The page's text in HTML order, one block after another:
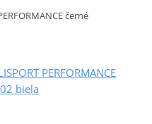
černé
PERFORMANCE
biela